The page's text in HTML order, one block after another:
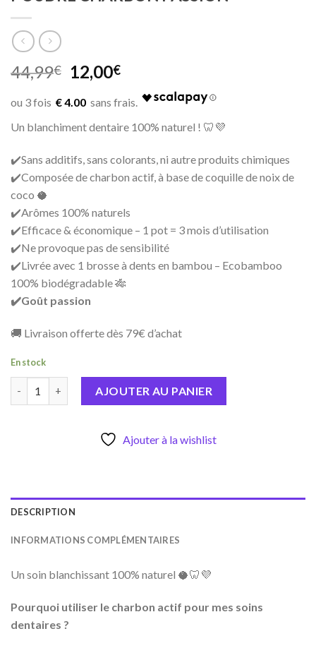
44,99€
Original
price
was:
44,99€.
12,00€Current
is:
12,00€.
€ 4.00
Un blanchiment dentaire 100% naturel ! 🦷💜
✔️Sans additifs, sans colorants, ni autre produits chimiques
✔️Composée de charbon actif, à base de coquille de noix de
coco 🥥
✔️Arômes 100% naturels
✔️Efficace & économique – 1 pot = 3 mois d’utilisation
✔️Ne provoque pas de sensibilité
✔️Livrée avec 1 brosse à dents en bambou – Ecobamboo
100% biodégradable 🎋
✔️Goût passion
🚚 Livraison offerte dès 79€ d’achat
En stock
AJOUTER AU PANIER
Ajouter à la wishlist
DESCRIPTION
INFORMATIONS COMPLÉMENTAIRES
Un soin blanchissant 100% naturel 🥥🦷💜
Pourquoi utiliser le charbon actif pour mes soins
dentaires ?